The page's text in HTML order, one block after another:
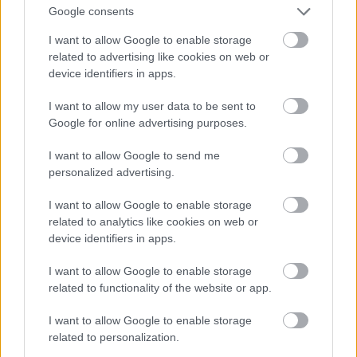
Google consents
I want to allow Google to enable storage
related to advertising like cookies on web or
device identifiers in apps.
I want to allow my user data to be sent to
Google for online advertising purposes.
I want to allow Google to send me
personalized advertising.
I want to allow Google to enable storage
related to analytics like cookies on web or
device identifiers in apps.
I want to allow Google to enable storage
related to functionality of the website or app.
I want to allow Google to enable storage
related to personalization.
Maladypében, ezek a színészek a határátlépő
vagy a Nemzetiben, jó körülmények között
próbálnak repertoár szín-házban becsületesen helyt
állni, és nagy művészek árnyékában alkotni, hanem
ők egy független társulat mellett döntöttek.
Lehetetlen próbakörülmények között küzdenek nap
mint nap. Nem akármilyen próbabeosztással, nem
akármilyen munkamódszerekkel, igénybevétellel. De
azt hiszem, ez a befektetés nekik biztosan hosszú
távú, és biztos, hogy valahová vezet.
Találkozás
Két „őstagja" van a Maladypének, Fátyol Hermina és
Fátyol Kamilla. A Jacques és a Bolondok iskolája óta
velem vannak. A legfrissebb Orosz Ákos (Zsámbéki
Gábor és Zsótér Sándor osztályában végzett) és
végzett bábszínészként) - ők a Főiskoláról jöttek
hozzám. Tompa Ádám már két éve van velünk.